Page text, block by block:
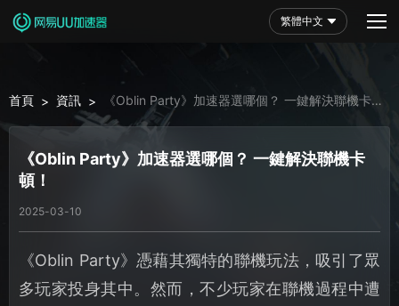
繁體中文
首頁 > 資訊 >
《Oblin Party》加速器選哪個？ 一鍵解決聯機卡
頓！
《Oblin Party》加速器選哪個？ 一鍵解決聯機卡
頓！
2025-03-10
《Oblin Party》憑藉其獨特的聯機玩法，吸引了眾
多玩家投身其中。然而，不少玩家在聯機過程中遭